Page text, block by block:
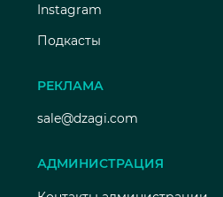
Instagram
Подкасты
РЕКЛАМА
sale@dzagi.com
АДМИНИСТРАЦИЯ